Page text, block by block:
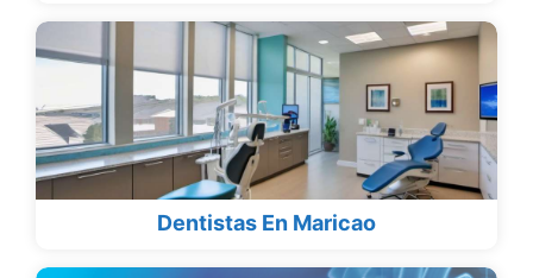
Dentistas En Maricao